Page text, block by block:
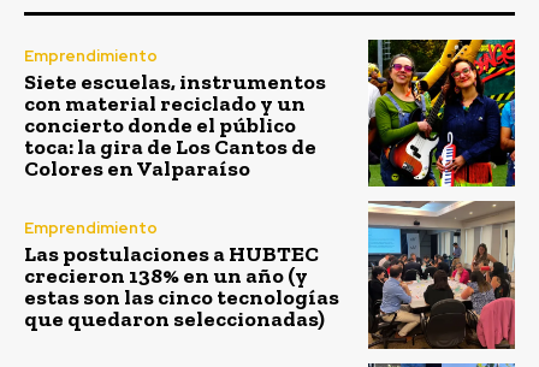
Emprendimiento
Siete escuelas, instrumentos
con material reciclado y un
concierto donde el público
toca: la gira de Los Cantos de
Colores en Valparaíso
Emprendimiento
Las postulaciones a HUBTEC
crecieron 138% en un año (y
estas son las cinco tecnologías
que quedaron seleccionadas)